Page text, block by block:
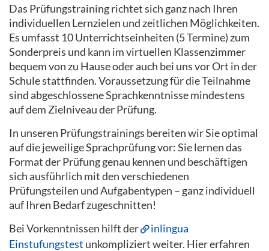
Das Prüfungstraining richtet sich ganz nach Ihren
individuellen Lernzielen und zeitlichen Möglichkeiten.
Es umfasst 10 Unterrichtseinheiten (5 Termine) zum
Sonderpreis und kann im virtuellen Klassenzimmer
bequem von zu Hause oder auch bei uns vor Ort in der
Schule stattfinden. Voraussetzung für die Teilnahme
sind abgeschlossene Sprachkenntnisse mindestens
auf dem Zielniveau der Prüfung.
In unseren Prüfungstrainings bereiten wir Sie optimal
auf die jeweilige Sprachprüfung vor: Sie lernen das
Format der Prüfung genau kennen und beschäftigen
sich ausführlich mit den verschiedenen
Prüfungsteilen und Aufgabentypen – ganz individuell
auf Ihren Bedarf zugeschnitten!
Bei Vorkenntnissen hilft der
inlingua
Einstufungstest unkompliziert weiter. Hier erfahren